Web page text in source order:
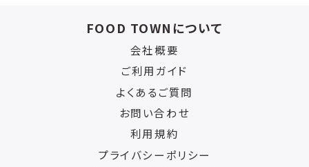
FOOD TOWNについて
会社概要
ご利用ガイド
よくあるご質問
お問い合わせ
利用規約
プライバシーポリシー